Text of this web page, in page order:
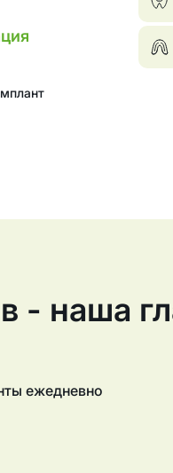
- наша
ежедневно